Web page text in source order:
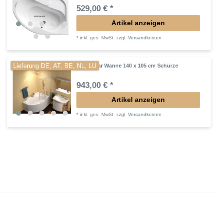
529,00 € *
Artikel anzeigen
*inkl. ges. MwSt. zzgl.Versandkosten
Lieferung DE, AT, BE, NL, LURaumspar Wanne 140 x 105 cm Schürze
943,00 € *
Artikel anzeigen
*inkl. ges. MwSt. zzgl.Versandkosten